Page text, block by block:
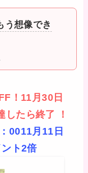
う想像でき
！11月30日
したら終了 ！
0011月11日
ト2倍